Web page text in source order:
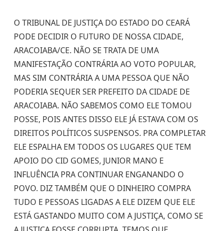
O TRIBUNAL DE JUSTIÇA DO ESTADO DO CEARÁ
PODE DECIDIR O FUTURO DE NOSSA CIDADE,
ARACOIABA/CE. NÃO SE TRATA DE UMA
MANIFESTAÇÃO CONTRÁRIA AO VOTO POPULAR,
MAS SIM CONTRÁRIA A UMA PESSOA QUE NÃO
PODERIA SEQUER SER PREFEITO DA CIDADE DE
ARACOIABA. NÃO SABEMOS COMO ELE TOMOU
POSSE, POIS ANTES DISSO ELE JÁ ESTAVA COM OS
DIREITOS POLÍTICOS SUSPENSOS. PRA COMPLETAR
ELE ESPALHA EM TODOS OS LUGARES QUE TEM
APOIO DO CID GOMES, JUNIOR MANO E
INFLUÊNCIA PRA CONTINUAR ENGANANDO O
POVO. DIZ TAMBÉM QUE O DINHEIRO COMPRA
TUDO E PESSOAS LIGADAS A ELE DIZEM QUE ELE
ESTÁ GASTANDO MUITO COM A JUSTIÇA, COMO SE